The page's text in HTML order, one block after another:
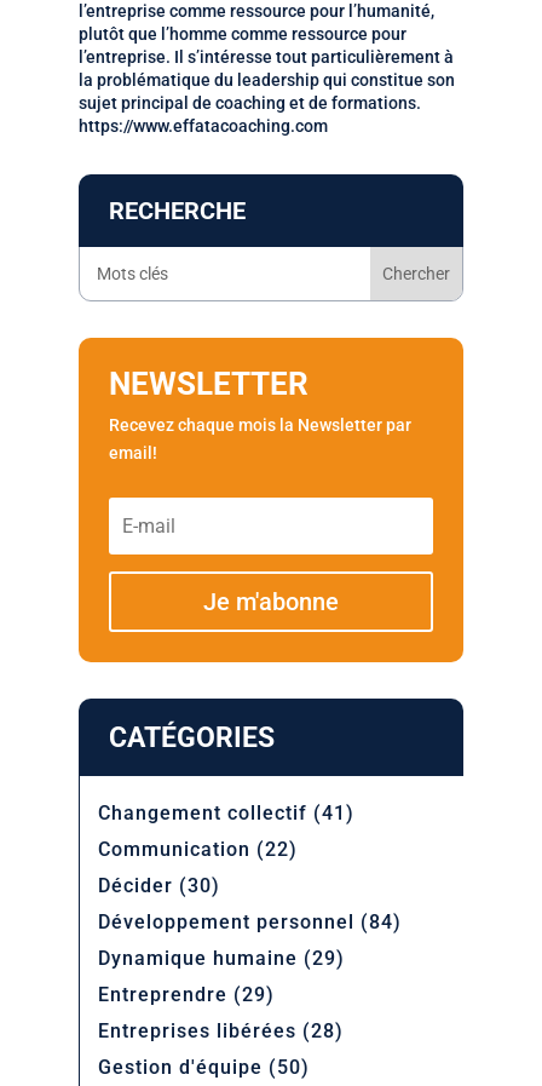
l’entreprise comme ressource pour l’humanité,
plutôt que l’homme comme ressource pour
l’entreprise. Il s’intéresse tout particulièrement à
la problématique du leadership qui constitue son
sujet principal de coaching et de formations.
https://www.effatacoaching.com
RECHERCHE
NEWSLETTER
Recevez chaque mois la Newsletter par
email!
Je m'abonne
CATÉGORIES
Changement collectif (41)
Communication (22)
Décider (30)
Développement personnel
(84)
Dynamique humaine (29)
Entreprendre (29)
Entreprises libérées (28)
Gestion d'équipe (50)